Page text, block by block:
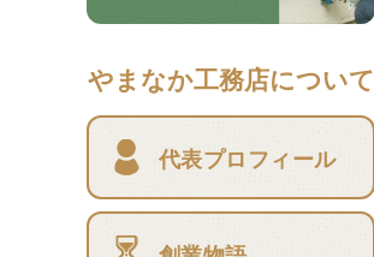
やまなか工務店について
代表プロフィール